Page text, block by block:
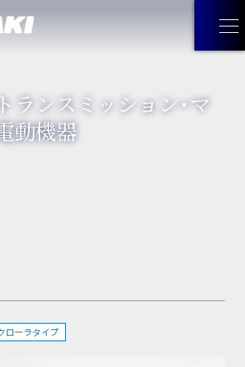
神崎製品
ップ
ランスミッション・マ
動機器
ローラタイプ